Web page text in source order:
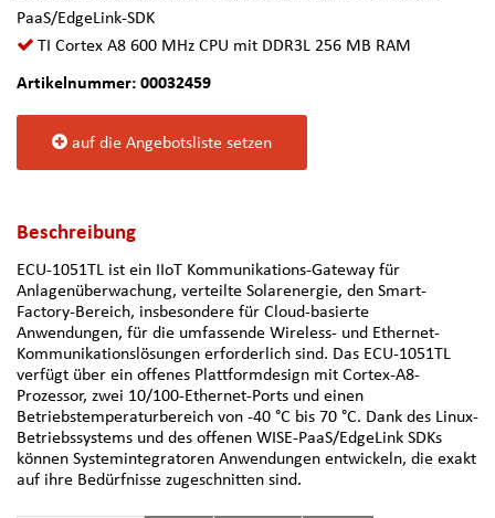
PaaS/EdgeLink-SDK
TI Cortex A8 600 MHz CPU mit DDR3L 256 MB RAM
Artikelnummer: 00032459
auf die Angebotsliste setzen
Beschreibung
ECU-1051TL ist ein IIoT Kommunikations-Gateway für
Anlagenüberwachung, verteilte Solarenergie, den Smart-
Factory-Bereich, insbesondere für Cloud-basierte
Anwendungen, für die umfassende Wireless- und Ethernet-
Kommunikationslösungen erforderlich sind. Das ECU-1051TL
verfügt über ein offenes Plattformdesign mit Cortex-A8-
Prozessor, zwei 10/100-Ethernet-Ports und einen
Betriebstemperaturbereich von -40 °C bis 70 °C. Dank des Linux-
Betriebssystems und des offenen WISE-PaaS/EdgeLink SDKs
können Systemintegratoren Anwendungen entwickeln, die exakt
auf ihre Bedürfnisse zugeschnitten sind.